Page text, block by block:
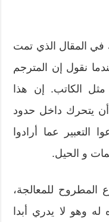
المقال الذي تمت
عندما نقول إن المترجم
الكاتب. إن هذا
أن يتحرك داخل حدود
عما أرادوا
و الحيل.
للمعالجة،
وهو لا يدري أبدا